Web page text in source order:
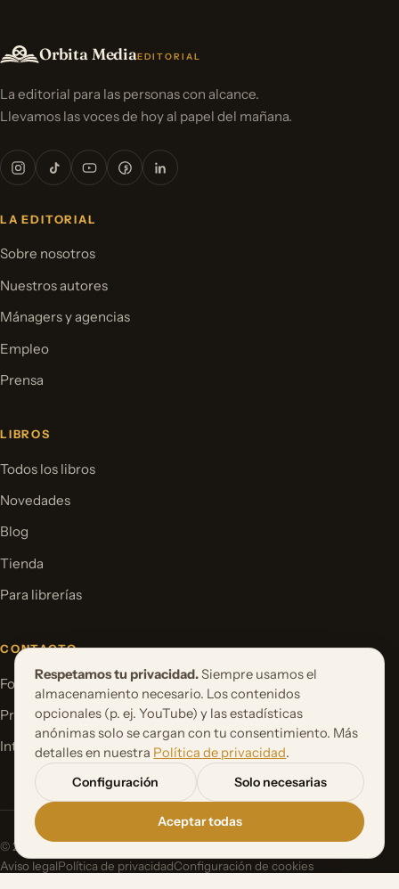
Orbita MediaEDITORIAL
La editorial para las personas con alcance.
Llevamos las voces de hoy al papel del mañana.
LA EDITORIAL
Sobre nosotros
Nuestros autores
Mánagers y agencias
Empleo
Prensa
LIBROS
Todos los libros
Novedades
Blog
Tienda
Para librerías
CONTACTO
Formulario de contacto
Proponer un proyecto de libro
International Rights
© 2026 Orbita Media GmbH. Todos los derechos reservados.
Aviso legalPolítica de privacidadConfiguración de cookies
Respetamos tu privacidad. Siempre usamos el
almacenamiento necesario. Los contenidos
opcionales (p. ej. YouTube) y las estadísticas
anónimas solo se cargan con tu consentimiento. Más
detalles en nuestra Política de privacidad.
Configuración
Solo necesarias
Aceptar todas